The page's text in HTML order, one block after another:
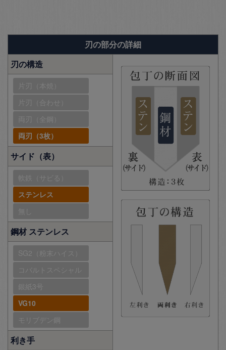
刃の部分の詳細
刃の構造
片刃（本焼）
片刃（合わせ）
両刃（全鋼）
両刃（3枚）
サイド（表）
軟鉄（サビる）
ステンレス
無し
鋼材 ステンレス
SG2（粉末ハイス）
コバルトスペシャル
銀紙3号
VG10
モリブデン鋼
利き手